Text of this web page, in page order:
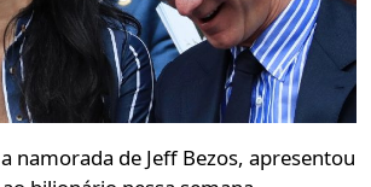
namorada de Jeff Bezos, apresentou